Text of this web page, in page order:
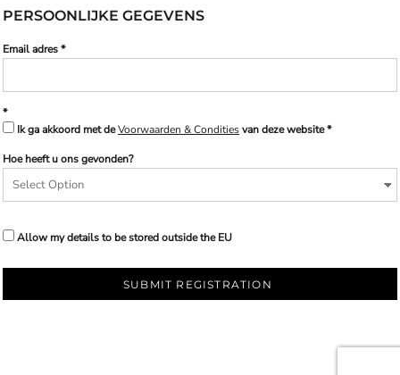
PERSOONLIJKE GEGEVENS
Email adres
Ik ga akkoord met deVoorwaarden & Conditiesvan deze website
Hoe heeft u ons gevonden?
Allow my details to be stored outside the EU
SUBMIT REGISTRATION